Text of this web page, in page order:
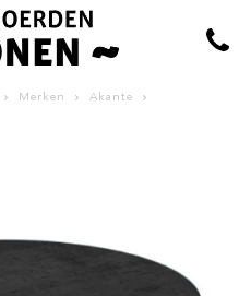
Merken Akante